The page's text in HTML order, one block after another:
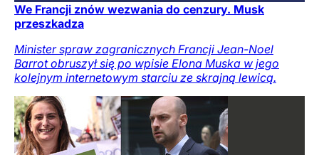
We Francji znów wezwania do cenzury. Musk
przeszkadza
Minister spraw zagranicznych Francji Jean-Noel
Barrot obruszył się po wpisie Elona Muska w jego
kolejnym internetowym starciu ze skrajną lewicą.